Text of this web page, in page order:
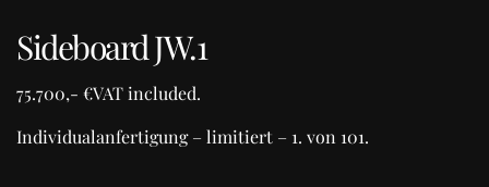
Sideboard JW.1
75.700,- €VAT included.
Individualanfertigung – limitiert – 1. von 101.